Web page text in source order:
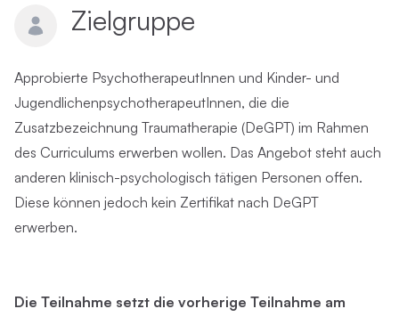
Zielgruppe
Approbierte PsychotherapeutInnen und Kinder- und
JugendlichenpsychotherapeutInnen, die die
Zusatzbezeichnung Traumatherapie (DeGPT) im Rahmen
des Curriculums erwerben wollen. Das Angebot steht auch
anderen klinisch-psychologisch tätigen Personen offen.
Diese können jedoch kein Zertifikat nach DeGPT
erwerben.
Die Teilnahme setzt die vorherige Teilnahme am